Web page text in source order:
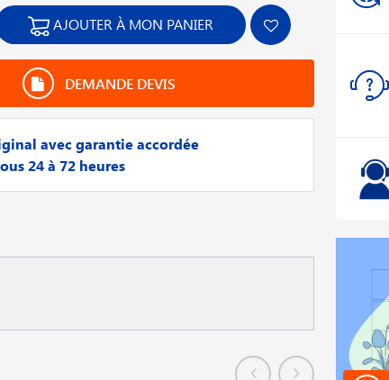
AJOUTER À MON PANIER
DEMANDE DEVIS
avec garantie accordée
24 à 72 heures